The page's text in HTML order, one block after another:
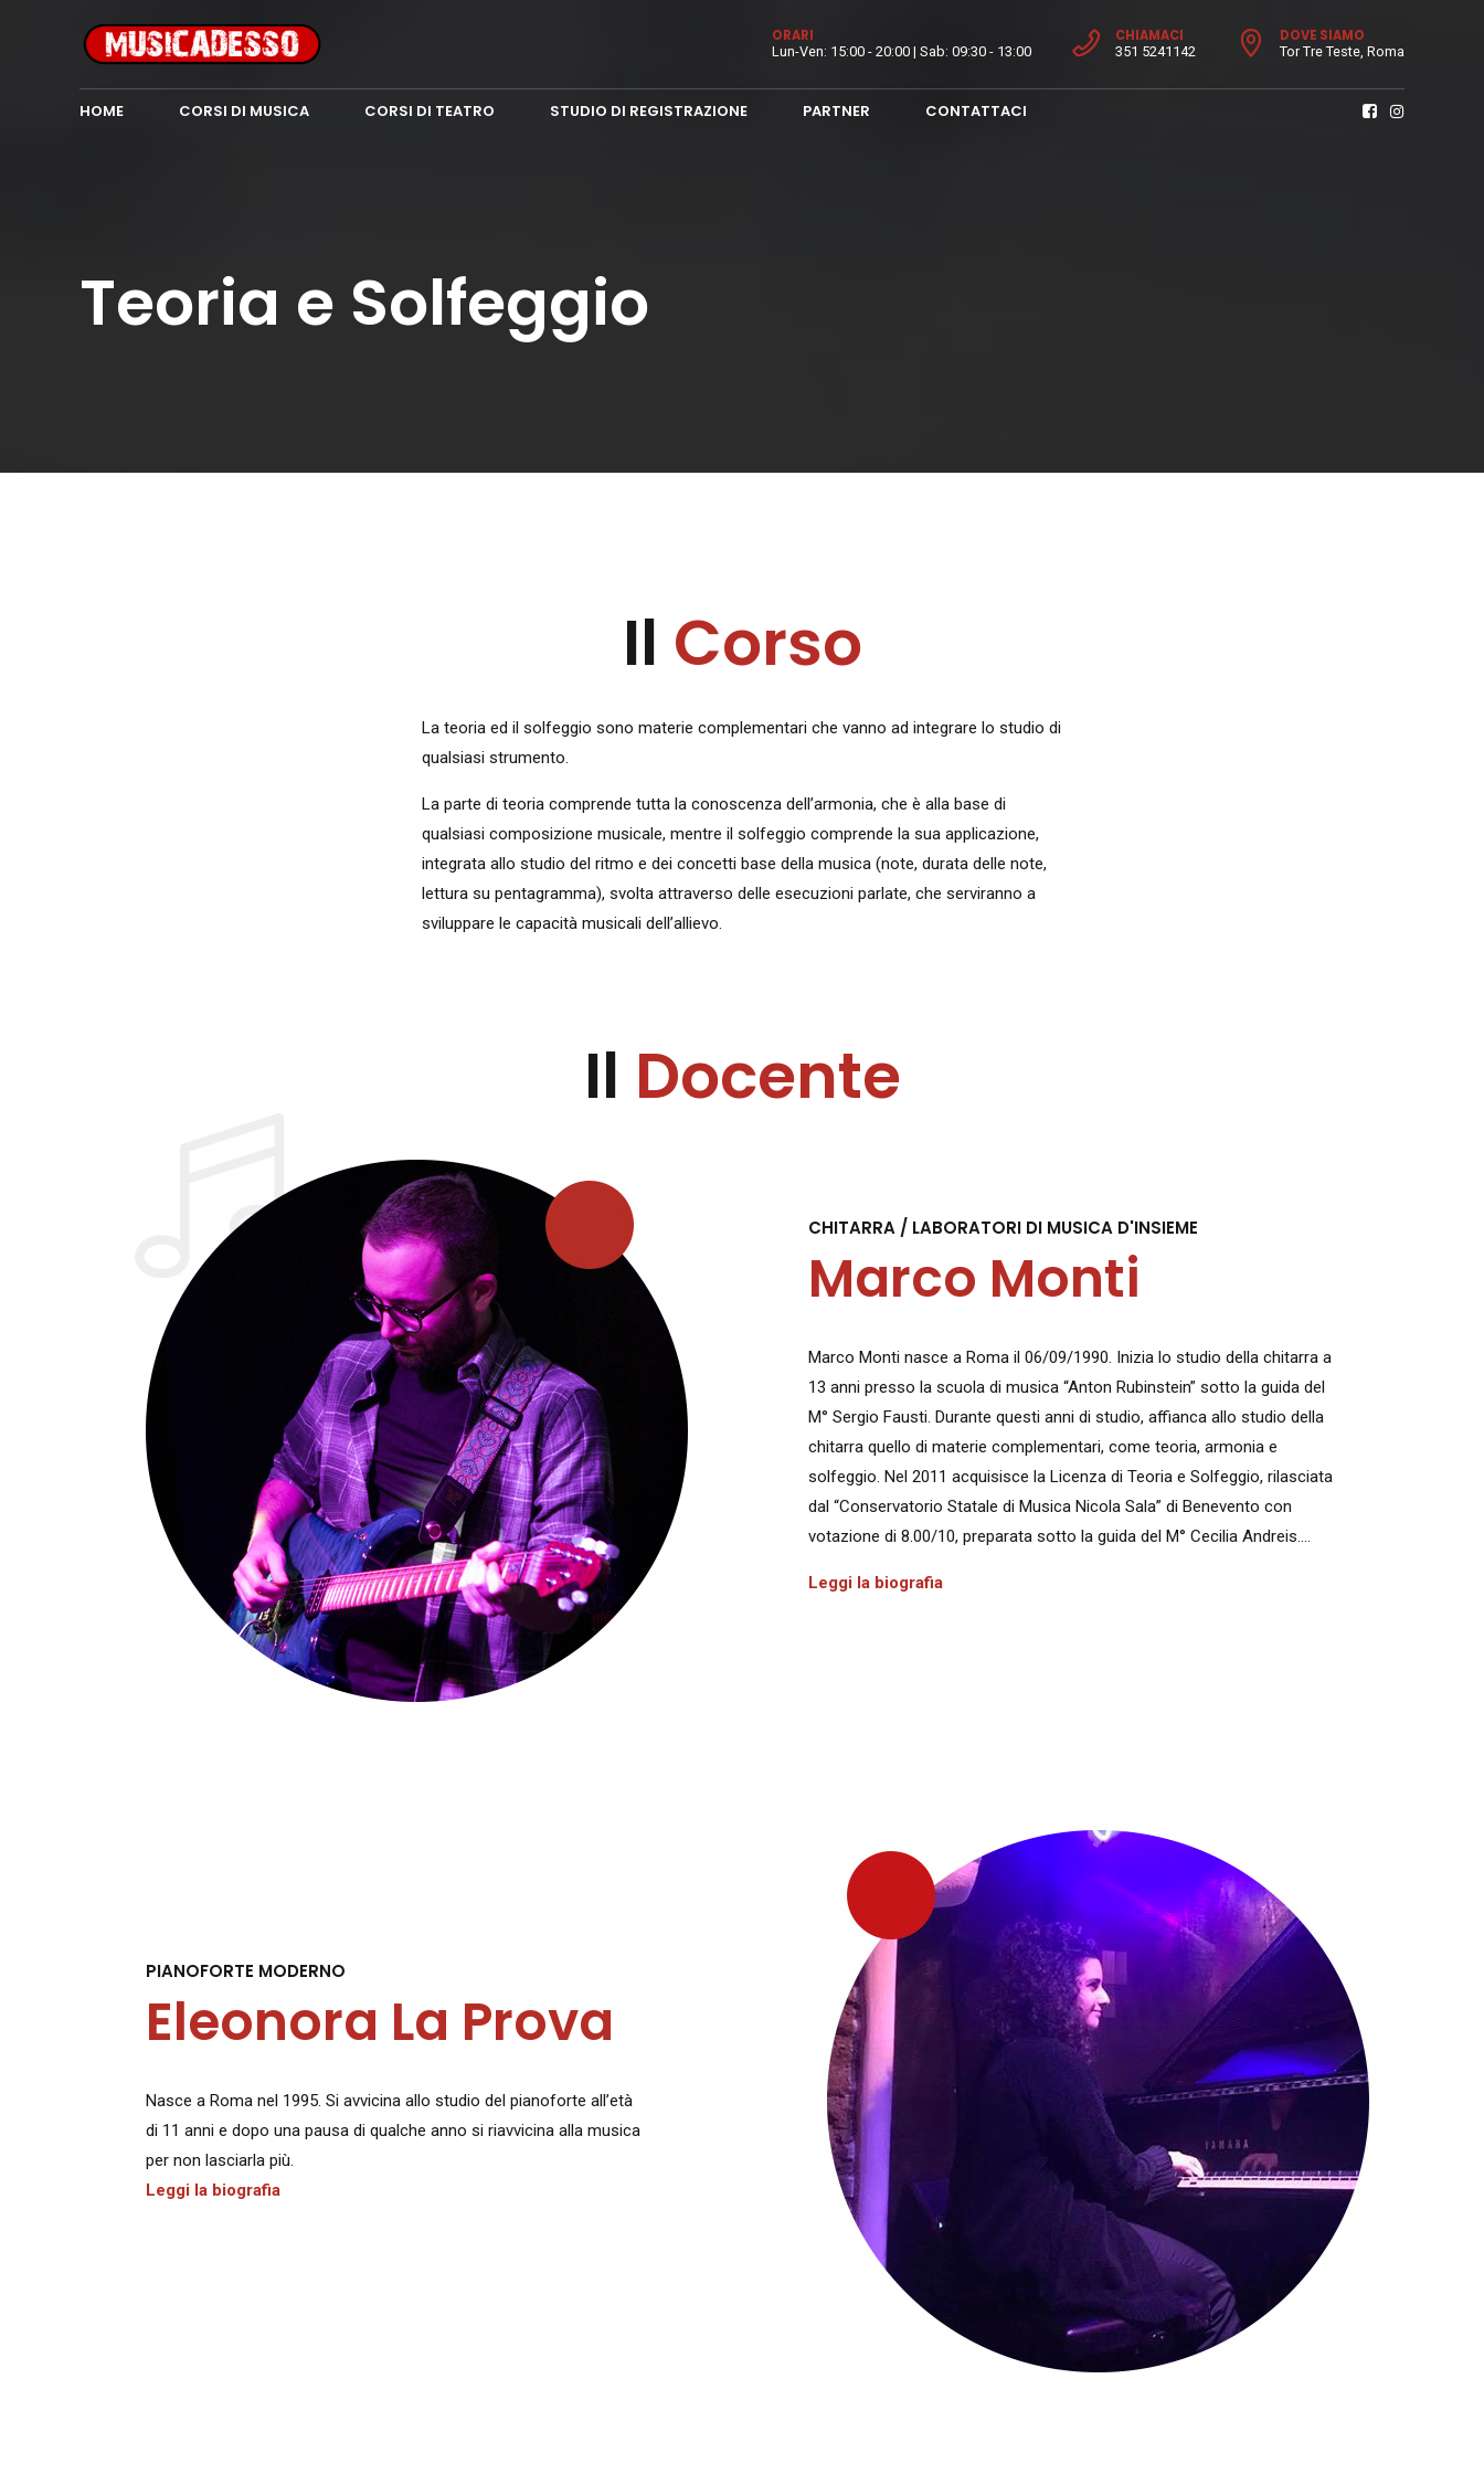
ORARI
Lun-Ven: 15:00 - 20:00 | Sab: 09:30 - 13:00
CHIAMACI
351 5241142
DOVE SIAMO
Tor Tre Teste, Roma
HOME CORSI DI MUSICA CORSI DI TEATRO STUDIO DI REGISTRAZIONE PARTNER CONTATTACI
Teoria e Solfeggio
Il Corso
La teoria ed il solfeggio sono materie complementari che vanno ad integrare lo studio di
qualsiasi strumento.
La parte di teoria comprende tutta la conoscenza dell’armonia, che è alla base di
qualsiasi composizione musicale, mentre il solfeggio comprende la sua applicazione,
integrata allo studio del ritmo e dei concetti base della musica (note, durata delle note,
lettura su pentagramma), svolta attraverso delle esecuzioni parlate, che serviranno a
sviluppare le capacità musicali dell’allievo.
Il Docente
CHITARRA / LABORATORI DI MUSICA D'INSIEME
Marco Monti
Marco Monti nasce a Roma il 06/09/1990. Inizia lo studio della chitarra a
13 anni presso la scuola di musica “Anton Rubinstein” sotto la guida del
M° Sergio Fausti. Durante questi anni di studio, affianca allo studio della
chitarra quello di materie complementari, come teoria, armonia e
solfeggio. Nel 2011 acquisisce la Licenza di Teoria e Solfeggio, rilasciata
dal “Conservatorio Statale di Musica Nicola Sala” di Benevento con
votazione di 8.00/10, preparata sotto la guida del M° Cecilia Andreis….
Leggi la biografia
PIANOFORTE MODERNO
Eleonora La Prova
Nasce a Roma nel 1995. Si avvicina allo studio del pianoforte all’età
di 11 anni e dopo una pausa di qualche anno si riavvicina alla musica
per non lasciarla più.
Leggi la biografia